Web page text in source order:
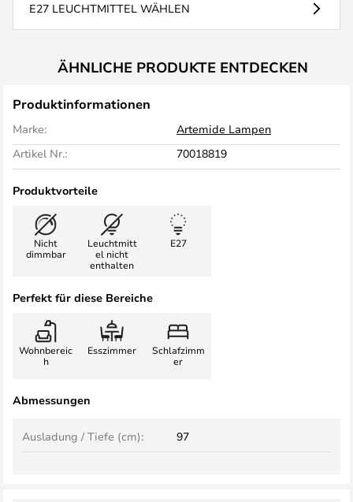
E27 LEUCHTMITTEL WÄHLEN
ÄHNLICHE PRODUKTE ENTDECKEN
Produktinformationen
Marke:
Artemide Lampen
Artikel Nr.:
70018819
Produktvorteile
Nicht
dimmbar
Leuchtmitt
el nicht
enthalten
E27
Perfekt für diese Bereiche
Wohnbereic
h
Esszimmer
Schlafzimm
er
Abmessungen
Ausladung / Tiefe (cm): 97